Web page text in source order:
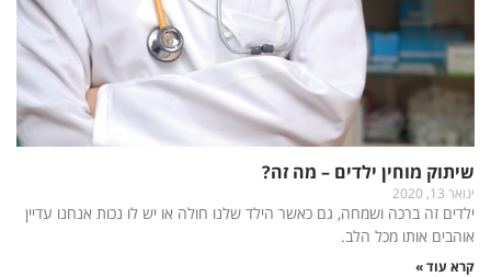
שיתוק מוחין ילדים – מה זה?
ינואר 13, 2020
ילדים זה ברכה ושמחה, גם כאשר הילד שלנו חולה או יש לו נכות אנחנו עדיין
אוהבים אותו מכל הלב.
קרא עוד »